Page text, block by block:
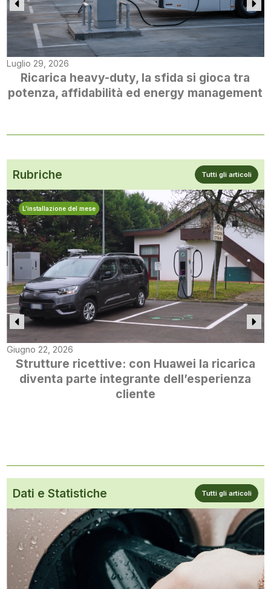
Luglio 29, 2026
Ricarica heavy-duty, la sfida si gioca tra
potenza, affidabilità ed energy management
Rubriche Tutti gli articoli
L’installazione del mese
Giugno 22, 2026
Strutture ricettive: con Huawei la ricarica
diventa parte integrante dell’esperienza
cliente
Dati e Statistiche Tutti gli articoli